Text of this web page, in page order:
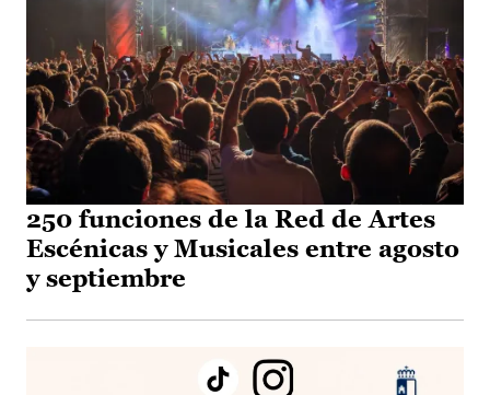
250 funciones de la Red de Artes
Escénicas y Musicales entre agosto
y septiembre